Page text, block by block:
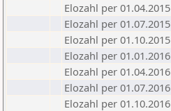
Elozahl per 01.04.2015
Elozahl per 01.07.2015
Elozahl per 01.10.2015
Elozahl per 01.01.2016
Elozahl per 01.04.2016
Elozahl per 01.07.2016
Elozahl per 01.10.2016